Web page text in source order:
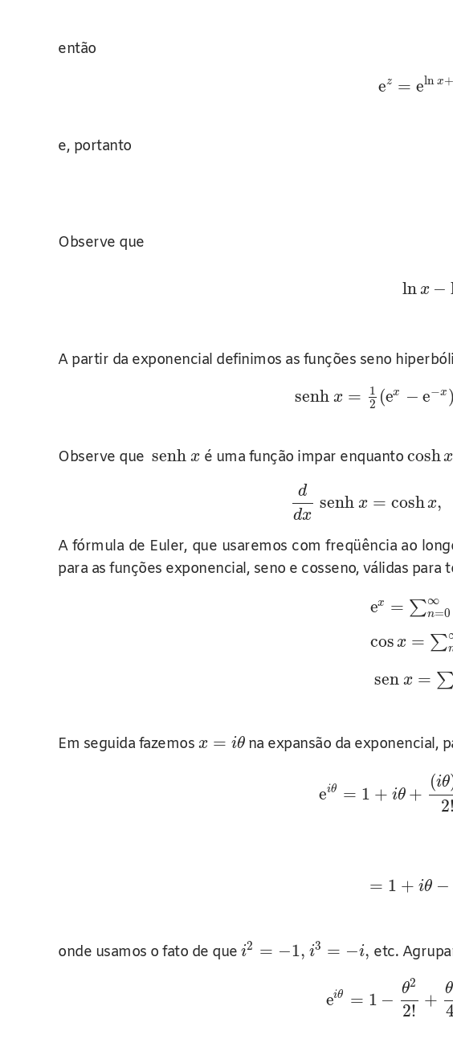
então
ez = eln x
e, portanto
Observe que
lnx −
A partir da exponencial definimos as funções seno
senhx =
1
2 (ex − e−x )
Observe que senh x é uma função impar enquanto coshx
d
dx
senh x = coshx,
A fórmula de Euler, que usaremos com freqüência ao
para as funções exponencial, seno e cosseno, válidas para
ex = ∑∞
n=0
cosx = ∑
sen x =
Em seguida fazemos x = iθna expansão da exponencial,
eiθ = 1 + iθ +
(iθ
2!
= 1 + iθ −
onde usamos o fato de que i2 = −1, i3 = −i, etc.
eiθ = 1 −
θ2
2!
+
θ